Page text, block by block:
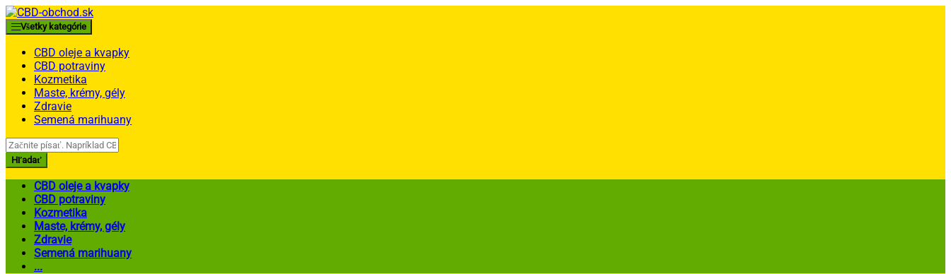
Skip
to
navigation
Skip
to
content
Všetky kategórie
CBD oleje a kvapky
CBD potraviny
Kozmetika
Maste, krémy, gély
Zdravie
Semená marihuany
Search
for:
Hľadať
CBD oleje a kvapky
CBD potraviny
Kozmetika
Maste, krémy, gély
Zdravie
Semená marihuany
...